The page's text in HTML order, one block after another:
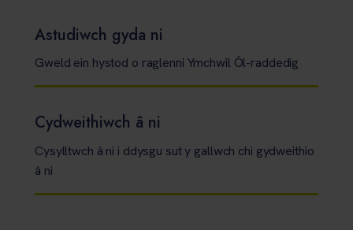
Astudiwch gyda ni
Gweld ein hystod o raglenni Ymchwil Ôl-raddedig
Cydweithiwch â ni
Cysylltwch â ni i ddysgu sut y gallwch chi gydweithio
â ni